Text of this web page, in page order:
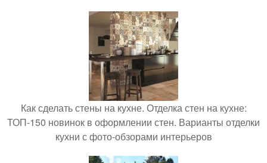
Как сделать стены на кухне. Отделка стен на кухне:
ТОП-150 новинок в оформлении стен. Варианты отделки
кухни с фото-обзорами интерьеров